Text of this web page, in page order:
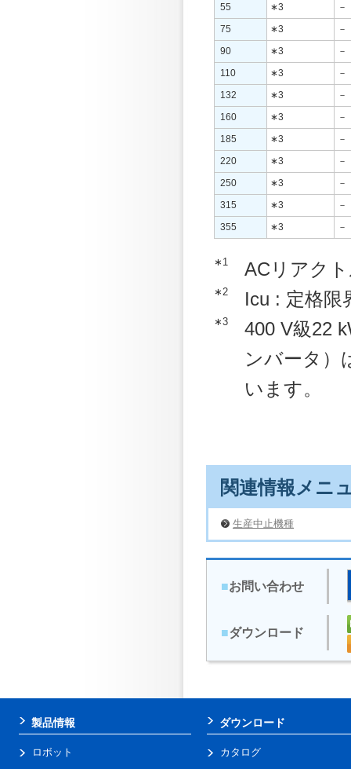
55
∗3
－
75
∗3
－
90
∗3
－
110
∗3
－
132
∗3
－
160
∗3
－
185
∗3
－
220
∗3
－
250
∗3
－
315
∗3
－
355
∗3 －
∗1 ACリアク
∗2 Icu : 定格限
∗3
400 V級22
ンバータ）
います。
関連情報メニ
生産中止機種
■お問い合わせ
■ダウンロード
製品情報
ロボット
ダウンロード
カタログ